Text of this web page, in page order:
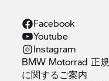
Facebook
Youtube
Instagram
BMW Motorrad 正
に関するご案内